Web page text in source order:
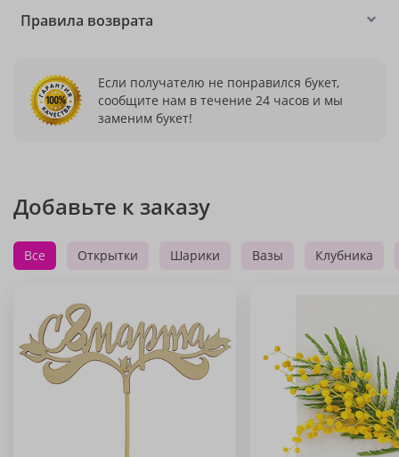
Правила возврата
Если получателю не понравился букет,
сообщите нам в течение 24 часов и мы
заменим букет!
Добавьте к заказу
Все Открытки Шарики Вазы Клубника